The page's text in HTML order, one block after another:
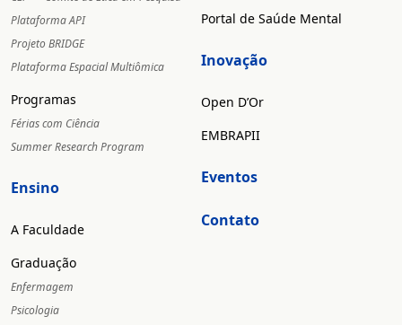
Plataforma API
Projeto BRIDGE
Plataforma Espacial Multiômica
Programas
Férias com Ciência
Summer Research Program
Ensino
A Faculdade
Graduação
Enfermagem
Psicologia
Portal de Saúde Mental
Inovação
Open D’Or
EMBRAPII
Eventos
Contato